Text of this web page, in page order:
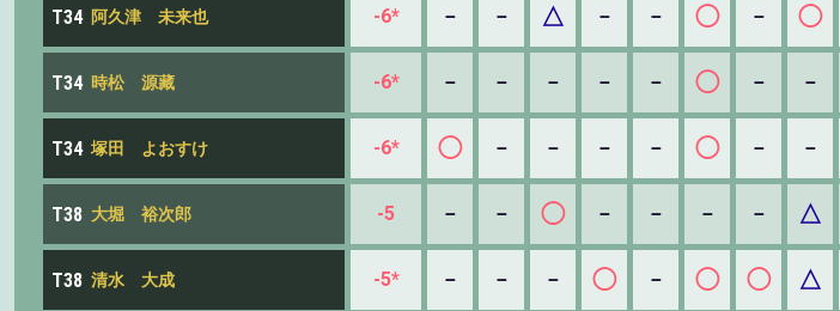
T34 阿久津 未来也 -6* － － △ － － ◯ － ◯
T34 時松 源藏 -6* － － － － － ◯ － －
T34 塚田 よおすけ -6* ◯ － － － － ◯ － －
T38 大堀 裕次郎 -5 － － ◯ － － － － △
T38 清水 大成 -5* － － － ◯ － ◯ ◯ △